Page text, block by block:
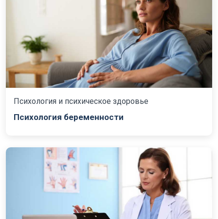
Психология и психическое здоровье
Психология беременности